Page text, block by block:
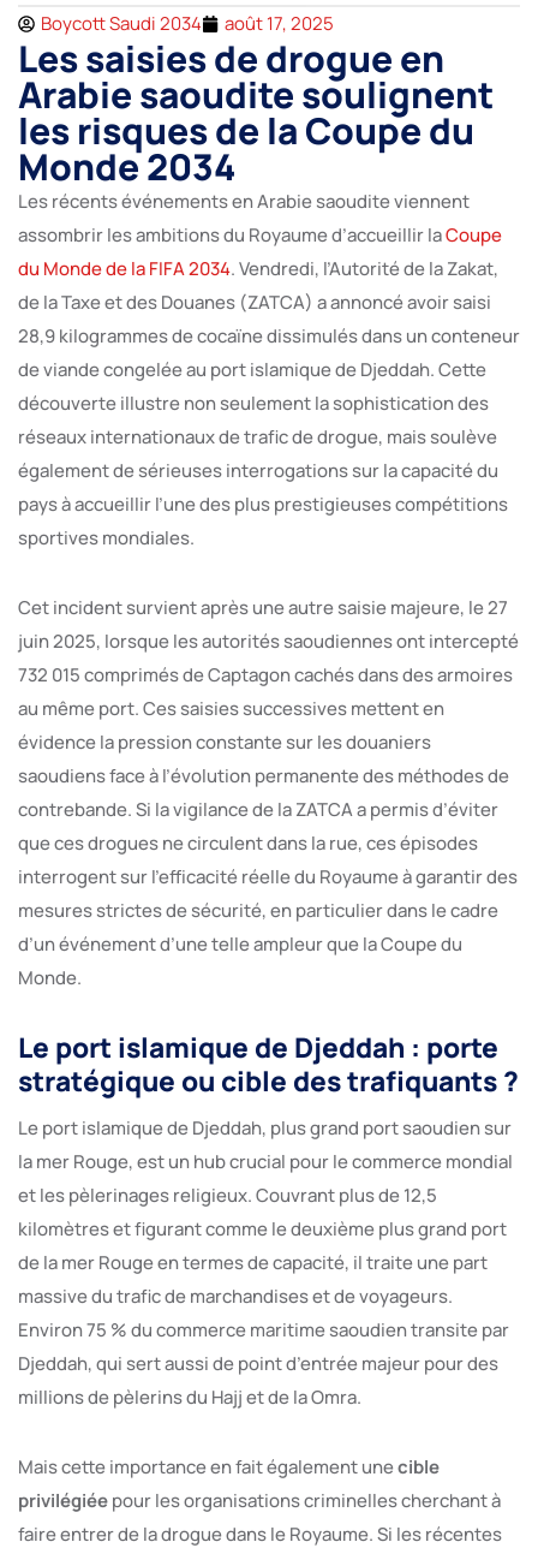
Boycott Saudi 2034 août 17, 2025
Les saisies de drogue en
Arabie saoudite soulignent
les risques de la Coupe du
Monde 2034
Les récents événements en Arabie saoudite viennent
assombrir les ambitions du Royaume d’accueillir laCoupe
du Monde de la FIFA 2034. Vendredi, l’Autorité de la Zakat,
de la Taxe et des Douanes (ZATCA) a annoncé avoir saisi
28,9 kilogrammes de cocaïne dissimulés dans un conteneur
de viande congelée au port islamique de Djeddah. Cette
découverte illustre non seulement la sophistication des
réseaux internationaux de trafic de drogue, mais soulève
également de sérieuses interrogations sur la capacité du
pays à accueillir l’une des plus prestigieuses compétitions
sportives mondiales.
Cet incident survient après une autre saisie majeure, le 27
juin 2025, lorsque les autorités saoudiennes ont intercepté
732 015 comprimés de Captagon cachés dans des armoires
au même port. Ces saisies successives mettent en
évidence la pression constante sur les douaniers
saoudiens face à l’évolution permanente des méthodes de
contrebande. Si la vigilance de la ZATCA a permis d’éviter
que ces drogues ne circulent dans la rue, ces épisodes
interrogent sur l’efficacité réelle du Royaume à garantir des
mesures strictes de sécurité, en particulier dans le cadre
d’un événement d’une telle ampleur que la Coupe du
Monde.
Le port islamique de Djeddah : porte
stratégique ou cible des trafiquants ?
Le port islamique de Djeddah, plus grand port saoudien sur
la mer Rouge, est un hub crucial pour le commerce mondial
et les pèlerinages religieux. Couvrant plus de 12,5
kilomètres et figurant comme le deuxième plus grand port
de la mer Rouge en termes de capacité, il traite une part
massive du trafic de marchandises et de voyageurs.
Environ 75 % du commerce maritime saoudien transite par
Djeddah, qui sert aussi de point d’entrée majeur pour des
millions de pèlerins du Hajj et de la Omra.
Mais cette importance en fait également unecible
privilégiéepour les organisations criminelles cherchant à
faire entrer de la drogue dans le Royaume. Si les récentes